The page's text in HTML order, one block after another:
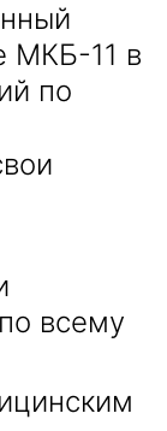
МКБ-11 в
по
всему